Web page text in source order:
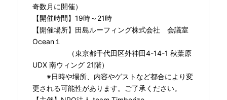
奇数月に開催）
【開催時間】19時～21時
【開催場所】田島ルーフィング株式会社 会議室
Ocean１
（東京都千代田区外神田4-14-1 秋葉原
UDX 南ウィング 21階）
※日時や場所、内容やゲストなど都合により変
更される可能性があります。ご了承ください。